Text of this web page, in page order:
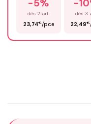
Prénom*
-5%
dès 2 art.
23,74€/pce
-
dès 3
22,49€